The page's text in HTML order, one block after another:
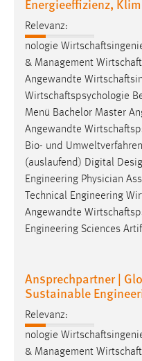
Energieeffizienz,
Relevanz:
nologie
& Management Wirtschaft
Angewandte
Wirtschaftspsychologie
Menü Bachelor Master
Angewandte
Bio- und
(auslaufend) Digital
Engineering Physician
Technical Engineering
Angewandte
Engineering Sciences
Ansprechpartner |
Sustainable
Relevanz:
nologie
& Management Wirtschaft